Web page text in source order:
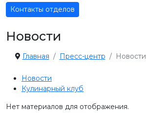
Контакты отделов
Новости
Главная Пресс-центр Новости
Новости
Кулинарный клуб
Нет материалов для отображения.